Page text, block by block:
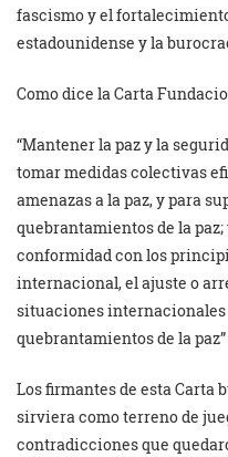
fascismo y el
estadounidense y la
Como dice la Carta
“Mantener la paz y la
tomar medidas colectivas
amenazas a la paz, y para
quebrantamientos de la
conformidad con los
internacional, el ajuste o
situaciones
quebrantamientos de la paz”
Los firmantes de esta Carta
sirviera como terreno de
contradicciones que